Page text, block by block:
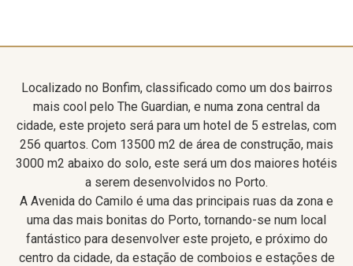
Localizado no Bonfim, classificado como um dos bairros
mais cool pelo The Guardian, e numa zona central da
cidade, este projeto será para um hotel de 5 estrelas, com
256 quartos. Com 13500 m2 de área de construção, mais
3000 m2 abaixo do solo, este será um dos maiores hotéis
a serem desenvolvidos no Porto.
A Avenida do Camilo é uma das principais ruas da zona e
uma das mais bonitas do Porto, tornando-se num local
fantástico para desenvolver este projeto, e próximo do
centro da cidade, da estação de comboios e estações de